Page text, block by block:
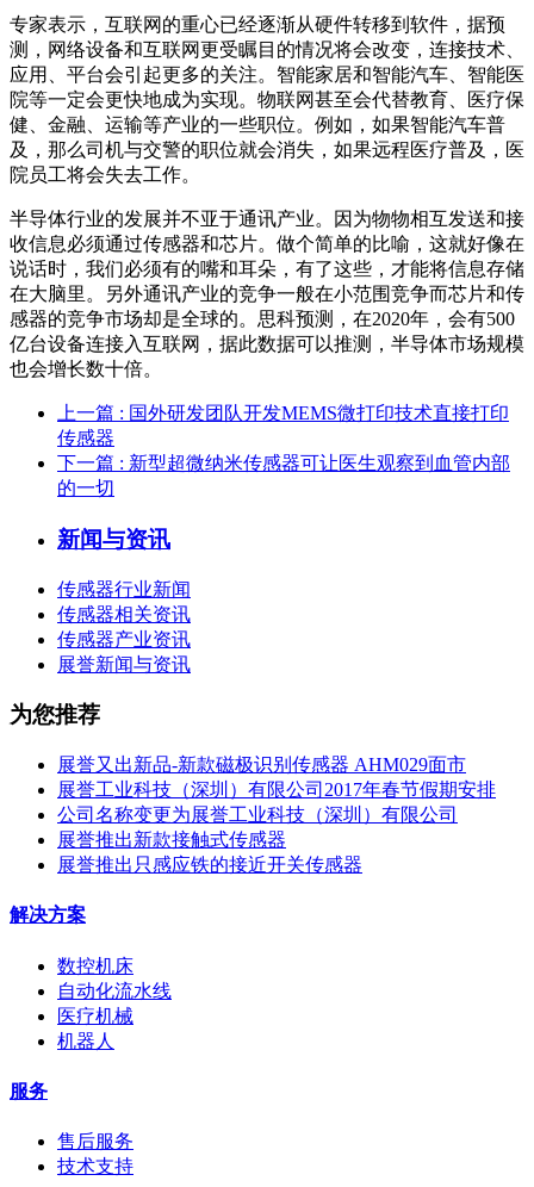
专家表示，互联网的重心已经逐渐从硬件转移到软件，据预
测，网络设备和互联网更受瞩目的情况将会改变，连接技术、
应用、平台会引起更多的关注。智能家居和智能汽车、智能医
院等一定会更快地成为实现。物联网甚至会代替教育、医疗保
健、金融、运输等产业的一些职位。例如，如果智能汽车普
及，那么司机与交警的职位就会消失，如果远程医疗普及，医
院员工将会失去工作。​
半导体行业的发展并不亚于通讯产业。因为物物相互发送和接
收信息必须通过传感器和芯片。做个简单的比喻，这就好像在
说话时，我们必须有的嘴和耳朵，有了这些，才能将信息存储
在大脑里。另外通讯产业的竞争一般在小范围竞争而芯片和传
感器的竞争市场却是全球的。思科预测，在2020年，会有500
亿台设备连接入互联网，据此数据可以推测，半导体市场规模
也会增长数十倍。​
上一篇 : 国外研发团队开发MEMS微打印技术直接打印
传感器
下一篇 : 新型超微纳米传感器可让医生观察到血管内部
的一切
新闻与资讯
传感器行业新闻
传感器相关资讯
传感器产业资讯
展誉新闻与资讯
为您推荐
展誉又出新品-新款磁极识别传感器 AHM029面市
展誉工业科技（深圳）有限公司2017年春节假期安排
公司名称变更为展誉工业科技（深圳）有限公司
展誉推出新款接触式传感器
展誉推出只感应铁的接近开关传感器
解决方案
数控机床
自动化流水线
医疗机械
机器人
服务
售后服务
技术支持